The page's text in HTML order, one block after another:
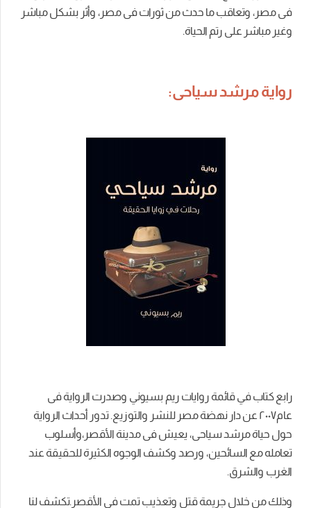
فى مصر، وتعاقب ما حدث من ثورات فى مصر، وأثر بشكل مباشر
وغير مباشر على رتم الحياة.
رواية مرشد سياحى:
رابع كتاب في قائمة روايات ريم بسيوني وصدرت الرواية فى
عام٢۰۰٧ عن دار نهضة مصر للنشر والتوزيع. تدور أحداث الرواية
حول حياة مرشد سياحى، يعيش فى مدينة الأقصر،وأسلوب
تعامله مع السائحين، ورصد وكشف الوجوه الكثيرة للحقيقة عند
الغرب والشرق.
وذلك من خلال جريمة قتل وتعذيب تمت فى الأقصر.تكشف لنا